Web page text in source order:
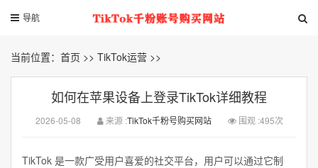
导航
当前位置： 首页 >> TikTok运营 >>
如何在苹果设备上登录TikTok详细教程
2026-05-08 来源 :TikTok千粉号购买网站 围观 :495次
TikTok 是一款广受用户喜爱的社交平台，用户可以通过它制